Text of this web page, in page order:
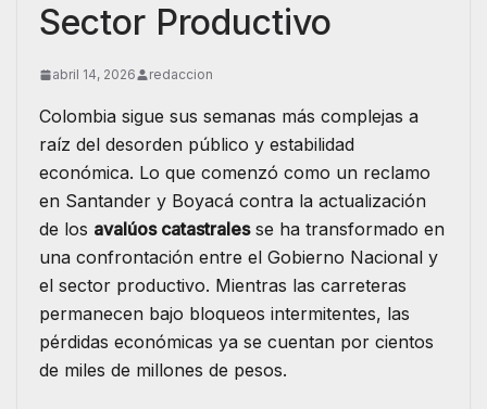
Sector Productivo
abril 14, 2026 redaccion
Colombia sigue sus semanas más complejas a
raíz del desorden público y estabilidad
económica. Lo que comenzó como un reclamo
en Santander y Boyacá contra la actualización
de los avalúos catastralesse ha transformado en
una confrontación entre el Gobierno Nacional y
el sector productivo. Mientras las carreteras
permanecen bajo bloqueos intermitentes, las
pérdidas económicas ya se cuentan por cientos
de miles de millones de pesos.